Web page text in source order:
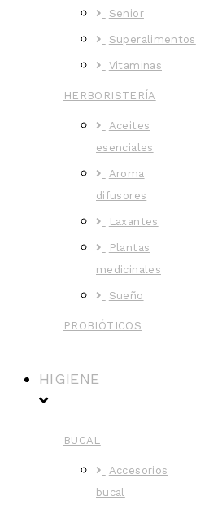
Senior
Superalimentos
Vitaminas
HERBORISTERÍA
Aceites
esenciales
Aroma
difusores
Laxantes
Plantas
medicinales
Sueño
PROBIÓTICOS
HIGIENE
BUCAL
Accesorios
bucal